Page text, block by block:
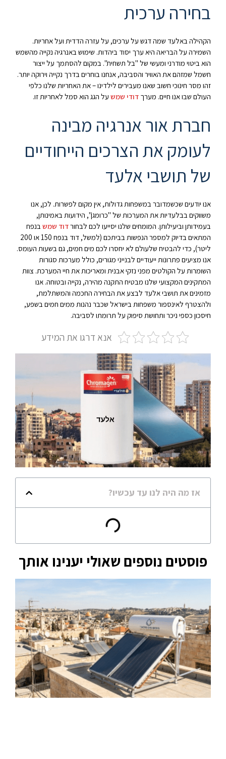
בחירה ערכית
הקהילה באלעד שמה דגש על ערכים, על עזרה הדדית ועל אחריות.
השמירה על הבריאה היא ערך יסוד ביהדות. שימוש באנרגיה נקייה מהשמש
הוא ביטוי מודרני ומעשי של "בל תשחית". במקום להסתמך על ייצור
חשמל שמזהם את האוויר והסביבה, אנחנו בוחרים בדרך נקייה וירוקה יותר.
זהו מסר חינוכי חשוב שאנו מעבירים לילדינו – את האחריות שלנו כלפי
העולם שבו אנו חיים. מערך דודי שמש על הגג הוא סמל לאחריות זו.
חברת אור אנרגיה מבינה
לעומק את הצרכים הייחודיים
של תושבי אלעד
אנו יודעים שכשמדובר במשפחות גדולות, אין מקום לפשרות. לכן, אנו
משווקים בבלעדיות את המערכות של "כרומגן", הידועות באמינותן,
בעמידותן וביעילותן. המומחים שלנו יסייעו לכם לבחורדוד שמש בנפח
המתאים בדיוק למספר הנפשות בביתכם (למשל, דוד בנפח 150 או 200
ליטר), כדי להבטיח שלעולם לא יחסרו לכם מים חמים, גם בשעות העומס.
אנו מציעים פתרונות ייעודיים לבנייני מגורים, כולל מערכות סגורות
השומרות על הקולטים מפני נזקי אבנית ומאריכות את חיי המערכת. צוות
המתקינים המקצועי שלנו מבטיח התקנה מהירה, נקייה ובטוחה. אנו
מזמינים את תושבי אלעד לבצע את הבחירה החכמה והמשתלמת,
ולהצטרף לאינספור משפחות בישראל שכבר נהנות ממים חמים בשפע,
חיסכון כספי ניכר ותחושת סיפוק על תרומתו לסביבה.
אנא דרגו את המידע
אז מה היה לנו עד עכשיו?
פוסטים נוספים שאולי יענינו אותך